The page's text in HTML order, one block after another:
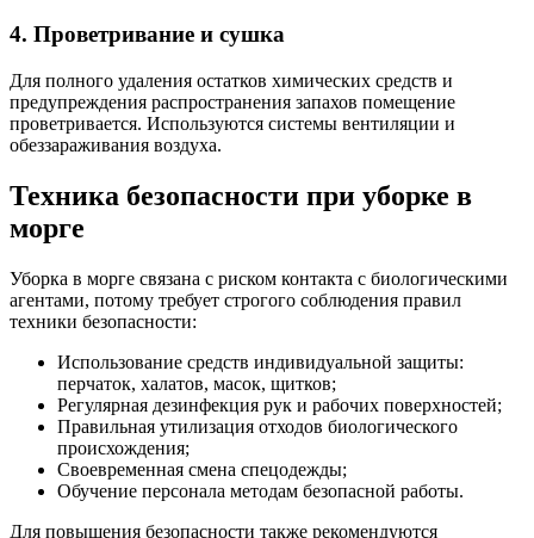
4. Проветривание и сушка
Для полного удаления остатков химических средств и
предупреждения распространения запахов помещение
проветривается. Используются системы вентиляции и
обеззараживания воздуха.
Техника безопасности при уборке в
морге
Уборка в морге связана с риском контакта с биологическими
агентами, потому требует строгого соблюдения правил
техники безопасности:
Использование средств индивидуальной защиты:
перчаток, халатов, масок, щитков;
Регулярная дезинфекция рук и рабочих поверхностей;
Правильная утилизация отходов биологического
происхождения;
Своевременная смена спецодежды;
Обучение персонала методам безопасной работы.
Для повышения безопасности также рекомендуются